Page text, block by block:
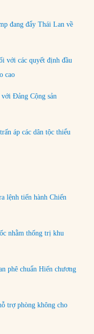
đang đẩy Thái Lan về
với các quyết định đầu
cao
Đảng Cộng sản
áp các dân tộc thiểu
lệnh tiến hành Chiến
nhằm thống trị khu
phê chuẩn Hiến chương
trợ phòng không cho